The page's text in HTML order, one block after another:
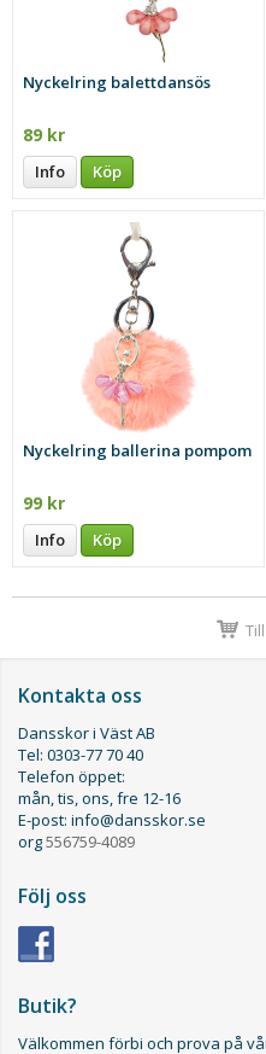
Nyckelring balettdansös
89 kr
Info Köp
Nyckelring ballerina pompom
99 kr
Info Köp
Kontakta oss
Dansskor i Väst AB
Tel: 0303-77 70 40
Telefon öppet:
mån, tis, ons, fre 12-16
E-post: info@dansskor.se
org556759-4089
Följ oss
Butik?
Välkommen förbi och prova på